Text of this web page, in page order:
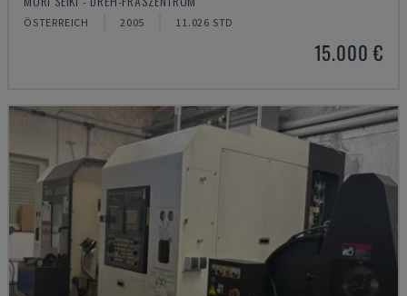
ÖSTERREICH 2005 11.026 STD
15.000 €